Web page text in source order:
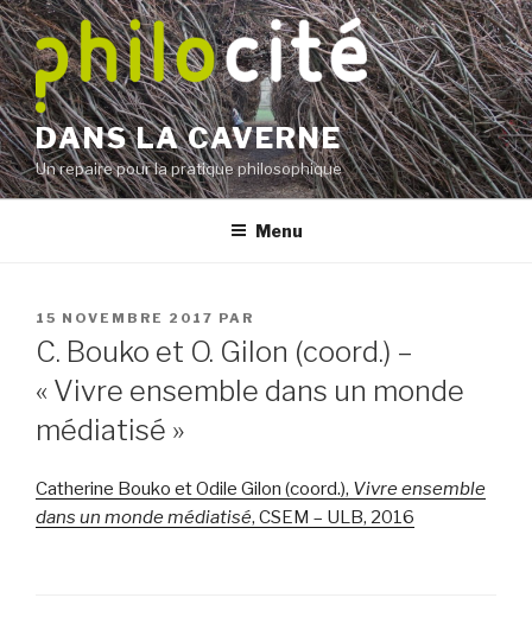
Aller
au
contenu
principal
DANS LA CAVERNE
Un repaire pour la pratique philosophique
Menu
PUBLIÉ
LE
15 NOVEMBRE 2017 PAR
C. Bouko et O. Gilon (coord.) –
« Vivre ensemble dans un monde
médiatisé »
Catherine Bouko et Odile Gilon (coord.), Vivre ensemble
dans un monde médiatisé, CSEM – ULB, 2016